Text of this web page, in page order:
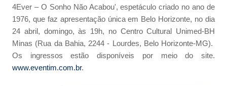
4Ever – O Sonho Não Acabou', espetáculo criado no ano de
1976, que faz apresentação única em Belo Horizonte, no dia
24 abril, domingo, às 19h, no Centro Cultural Unimed-BH
Minas (Rua da Bahia, 2244 - Lourdes, Belo Horizonte-MG).
Os ingressos estão disponíveis por meio do site.
www.eventim.com.br.